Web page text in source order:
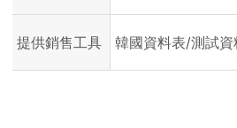
提供銷售工具 韓國資料表/測試資